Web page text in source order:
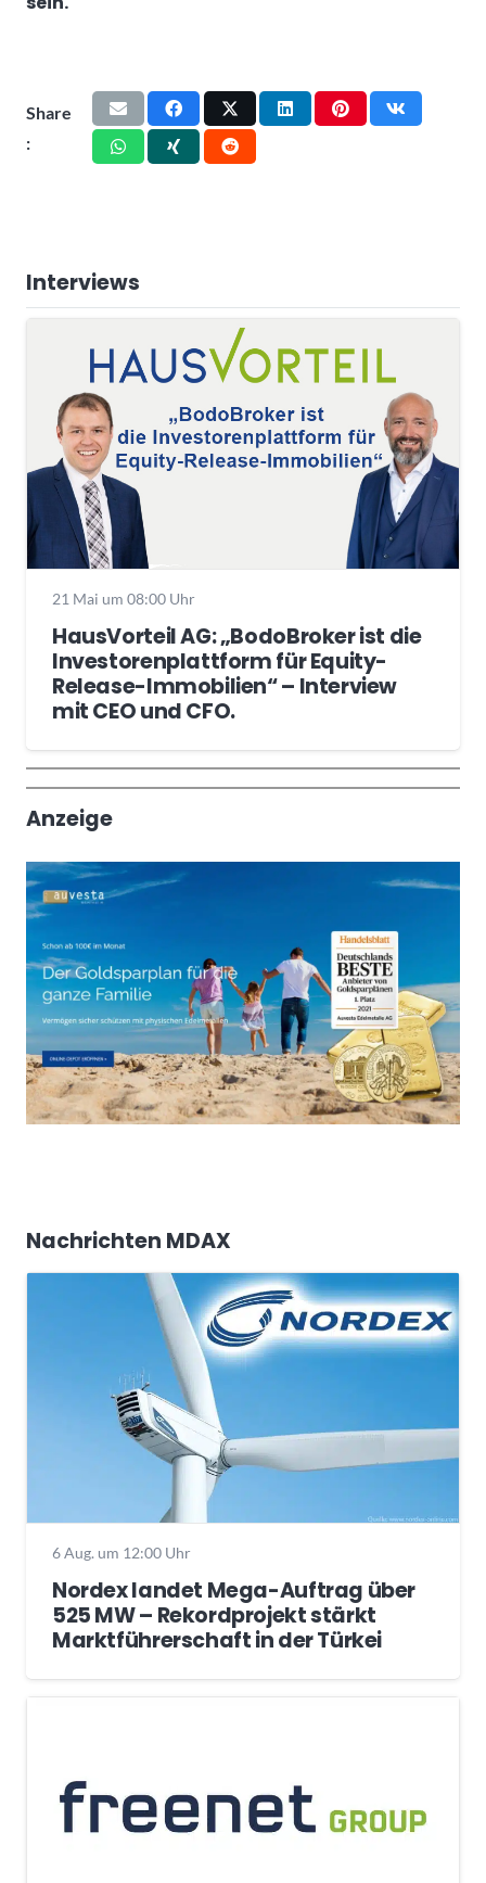
Share
:
Interviews
21 Mai um 08:00 Uhr
HausVorteil AG: „BodoBroker ist die
Investorenplattform für Equity-
Release-Immobilien“ – Interview
mit CEO und CFO.
Wochenrückblick
Trendthemen
Anzeige
Nachrichten MDAX
6 Aug. um 12:00 Uhr
Nordex landet Mega-Auftrag über
525 MW – Rekordprojekt stärkt
Marktführerschaft in der Türkei